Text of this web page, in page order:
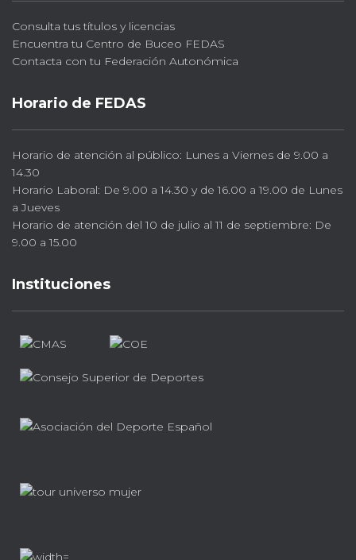
Consulta tus títulos y licencias
Encuentra tu Centro de Buceo FEDAS
Contacta con tu Federación Autonómica
Horario de FEDAS
Horario de atención al público: Lunes a Viernes de 9.00 a
14.30
Horario Laboral: De 9.00 a 14.30 y de 16.00 a 19.00 de Lunes
a Jueves
Horario de atención del 10 de julio al 11 de septiembre: De
9.00 a 15.00
Instituciones